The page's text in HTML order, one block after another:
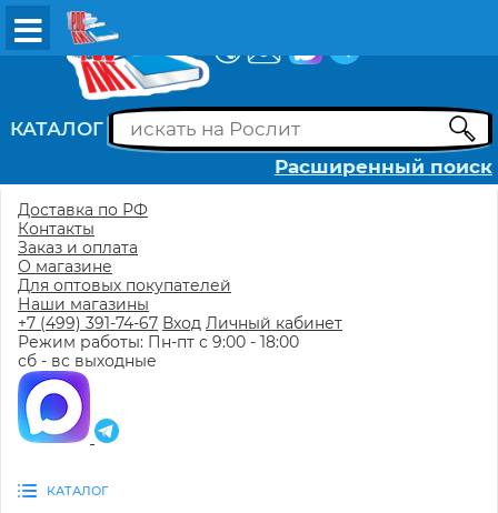
КАТАЛОГ
Расширенный поиск
Доставка по РФ
Контакты
Заказ и оплата
О магазине
Для оптовых покупателей
Наши магазины
+7 (499) 391-74-67 Вход Личный кабинет
Режим работы: Пн-пт с 9:00 - 18:00
сб - вс выходные
КАТАЛОГ